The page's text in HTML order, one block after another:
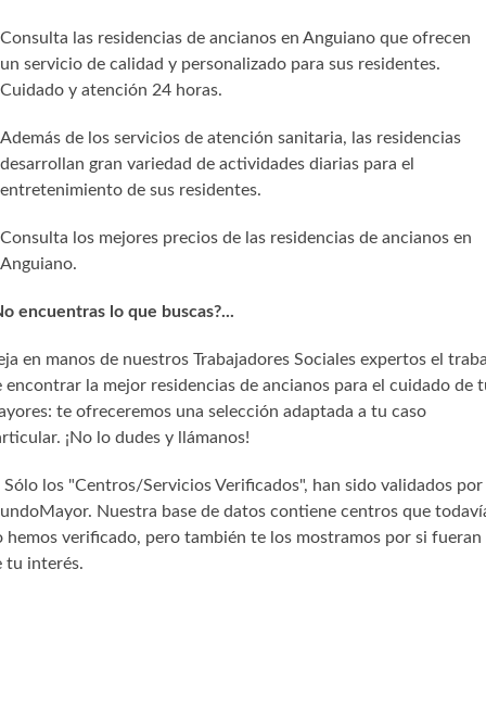
Consulta las residencias de ancianos en Anguiano que ofrecen
un servicio de calidad y personalizado para sus residentes.
Cuidado y atención 24 horas.
Además de los servicios de atención sanitaria, las residencias
desarrollan gran variedad de actividades diarias para el
entretenimiento de sus residentes.
Consulta los mejores precios de las residencias de ancianos en
Anguiano.
encuentras lo que buscas?...
en manos de nuestros Trabajadores Sociales expertos el
encontrar la mejor residencias de ancianos para el cuidado de
te ofreceremos una selección adaptada a tu caso
¡No lo dudes y llámanos!
Sólo los "Centros/Servicios Verificados", han sido validados por
Nuestra base de datos contiene centros que
hemos verificado, pero también te los mostramos por si fueran
tu interés.